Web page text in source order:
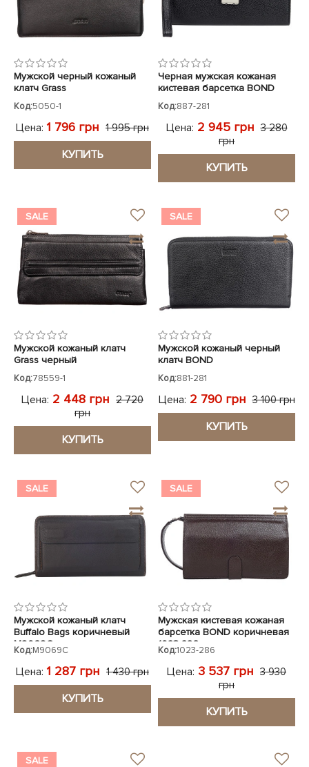
Мужской черный кожаный
клатч Grass
Код:5050-1
Цена: 1 796 грн 1 995 грн
КУПИТЬ
Черная мужская кожаная
кистевая барсетка BOND
Код:887-281
Цена: 2 945 грн 3 280
грн
КУПИТЬ
SALE
Мужской кожаный клатч
Grass черный
Код:78559-1
Цена: 2 448 грн 2 720
грн
КУПИТЬ
SALE
Мужской кожаный черный
клатч BOND
Код:881-281
Цена: 2 790 грн 3 100 грн
КУПИТЬ
SALE
Мужской кожаный клатч
Buffalo Bags коричневый
M9069C
Код:M9069C
Цена: 1 287 грн 1 430 грн
КУПИТЬ
SALE
Мужская кистевая кожаная
барсетка BOND коричневая
1023-286
Код:1023-286
Цена: 3 537 грн 3 930
грн
КУПИТЬ
SALE